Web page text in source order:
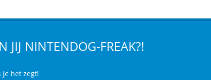
JIJ NINTENDOG-FREAK?!
je het zegt!